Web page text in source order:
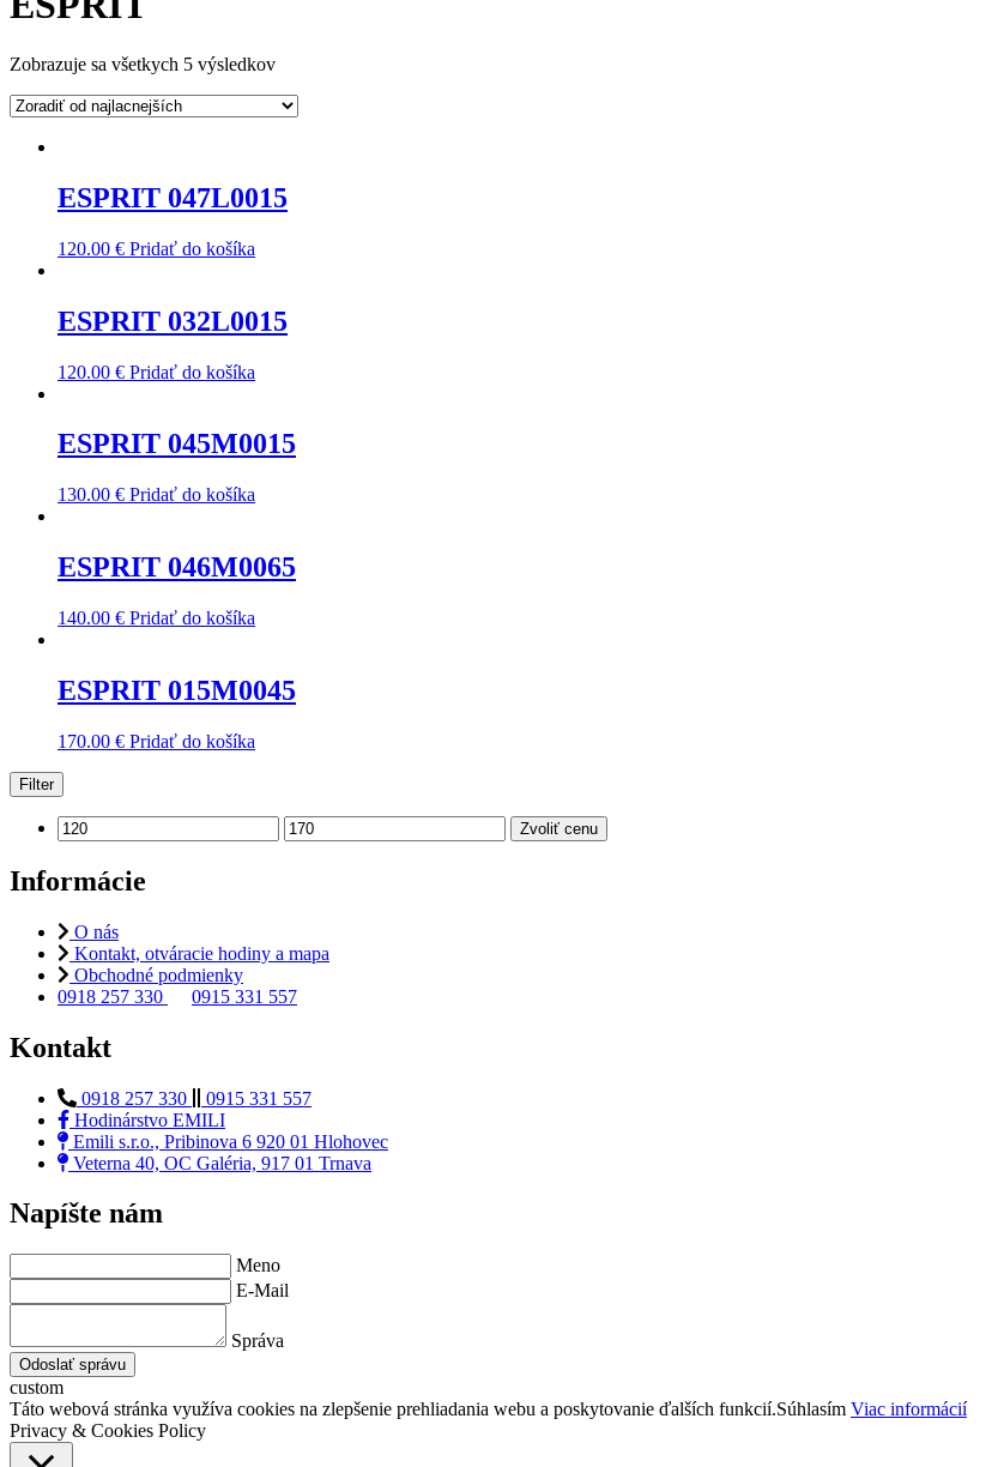
Zobrazuje sa všetkych 5 výsledkov
ESPRIT 047L0015
120.00 € Pridať do košíka
ESPRIT 032L0015
120.00 € Pridať do košíka
ESPRIT 045M0015
130.00 € Pridať do košíka
ESPRIT 046M0065
140.00 € Pridať do košíka
ESPRIT 015M0045
170.00 € Pridať do košíka
Filter
Zvoliť cenu
Informácie
O nás
Kontakt, otváracie hodiny a mapa
Obchodné podmienky
0918 257 330
0915 331 557
Kontakt
0918 257 330
0915 331 557
Hodinárstvo EMILI
Emili s.r.o., Pribinova 6 920 01 Hlohovec
Veterna 40, OC Galéria, 917 01 Trnava
Napíšte nám
Meno
E-Mail
Správa
Odoslať správu
custom
Táto webová stránka využíva cookies na zlepšenie prehliadania webu a poskytovanie ďalších funkcií.Súhlasím Viac informácií
Privacy & Cookies Policy